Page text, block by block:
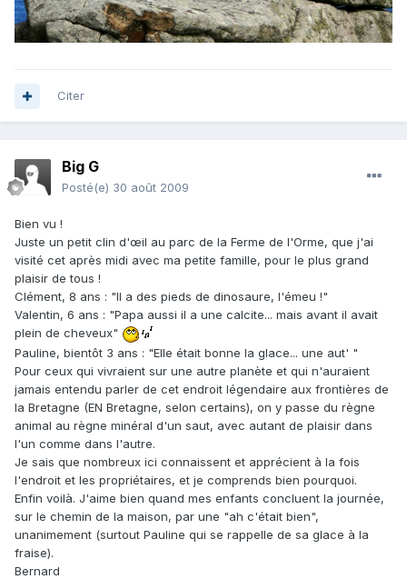
Citer
Big G
Posté(e) 30 août 2009
Bien vu !
Juste un petit clin d'œil au parc de la Ferme de l'Orme, que j'ai
visité cet après midi avec ma petite famille, pour le plus grand
plaisir de tous !
Clément, 8 ans : "Il a des pieds de dinosaure, l'émeu !"
Valentin, 6 ans : "Papa aussi il a une calcite... mais avant il avait
plein de cheveux"
Pauline, bientôt 3 ans : "Elle était bonne la glace... une aut' "
Pour ceux qui vivraient sur une autre planète et qui n'auraient
jamais entendu parler de cet endroit légendaire aux frontières de
la Bretagne (EN Bretagne, selon certains), on y passe du règne
animal au règne minéral d'un saut, avec autant de plaisir dans
l'un comme dans l'autre.
Je sais que nombreux ici connaissent et apprécient à la fois
l'endroit et les propriétaires, et je comprends bien pourquoi.
Enfin voilà. J'aime bien quand mes enfants concluent la journée,
sur le chemin de la maison, par une "ah c'était bien",
unanimement (surtout Pauline qui se rappelle de sa glace à la
fraise).
Bernard